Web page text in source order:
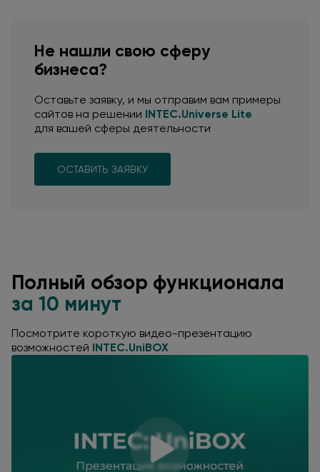
Не нашли свою сферу
бизнеса?
Оставьте заявку, и мы отправим вам примеры
сайтов на решении INTEC.Universe Lite
для вашей сферы деятельности
ОСТАВИТЬ ЗАЯВКУ
Полный обзор функционала
за 10 минут
Посмотрите короткую видео-презентацию
возможностей INTEC.UniBOX